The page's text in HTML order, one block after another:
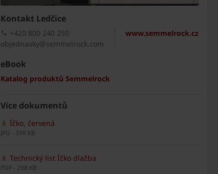
Kontakt Ledčice
www.semmelrock.cz
+420 800 240 250
objednavky@semmelrock.com
eBook
Katalog produktů Semmelrock
Více dokumentů
Íčko, červená
JPG - 398 KB
Technický list Íčko dlažba
PDF - 298 KB